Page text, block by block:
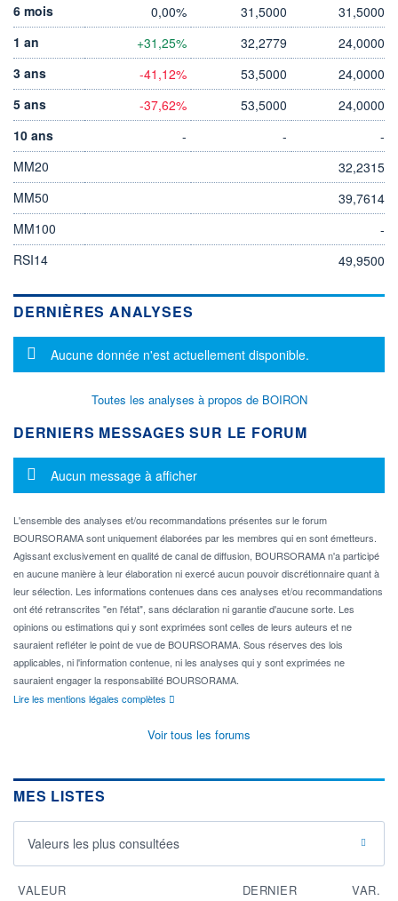
6 mois
0,00% 31,5000
31,5000
1 an
+31,25% 32,2779
24,0000
3 ans
-41,12% 53,5000
24,0000
5 ans
-37,62% 53,5000
24,0000
10 ans
- -
-
MM20
32,2315
MM50
39,7614
MM100
-
RSI14
49,9500
DERNIÈRES ANALYSES
Message d'information
Aucune donnée n'est actuellement disponible.
Toutes les analyses à propos de BOIRON
DERNIERS MESSAGES SUR LE FORUM
Message d'information
Aucun message à afficher
L'ensemble des analyses et/ou recommandations présentes sur le forum
BOURSORAMA sont uniquement élaborées par les membres qui en sont émetteurs.
Agissant exclusivement en qualité de canal de diffusion, BOURSORAMA n'a participé
en aucune manière à leur élaboration ni exercé aucun pouvoir discrétionnaire quant à
leur sélection. Les informations contenues dans ces analyses et/ou recommandations
ont été retranscrites "en l'état", sans déclaration ni garantie d'aucune sorte. Les
opinions ou estimations qui y sont exprimées sont celles de leurs auteurs et ne
sauraient refléter le point de vue de BOURSORAMA. Sous réserves des lois
applicables, ni l'information contenue, ni les analyses qui y sont exprimées ne
sauraient engager la responsabilité BOURSORAMA.
Lire les mentions légales complètes
Voir tous les forums
MES LISTES
Valeurs les plus consultées
VALEUR DERNIER VAR.